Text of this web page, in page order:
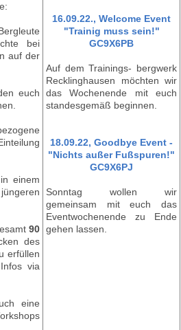
bei
auf der
euch
in einem
90
des
erfüllen
via
eine
16.09.22., Welcome Event
"Trainig muss sein!"
GC9X6PB
Auf dem Trainings- bergwerk
Recklinghausen möchten wir
das Wochenende mit euch
standesgemäß beginnen.
18.09.22, Goodbye Event -
"Nichts außer Fußspuren!"
GC9X6PJ
Sonntag wollen wir
gemeinsam mit euch das
Eventwochenende zu Ende
gehen lassen.